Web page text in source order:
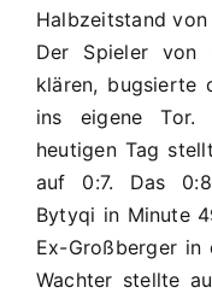
Halbzeitstand von
Der Spieler von
klären, bugsierte
ins eigene
heutigen Tag
auf 0:7. Das
Bytyqi in Minute
Ex-Großberger in
Wachter stellte